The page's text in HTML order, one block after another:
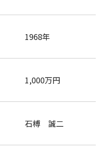
1968年
1,000万円
石榑 誠二